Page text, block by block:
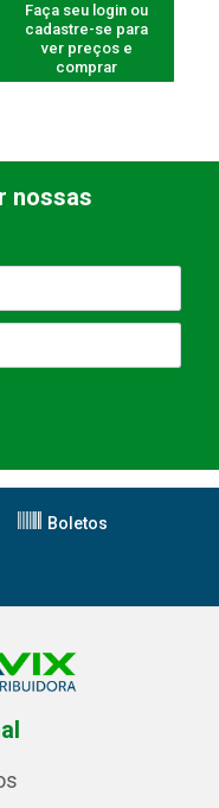
Faça seu login ou
cadastre-se para
ver preços e
comprar
nossas
Boletos